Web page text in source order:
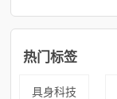
热门标签
具身科技